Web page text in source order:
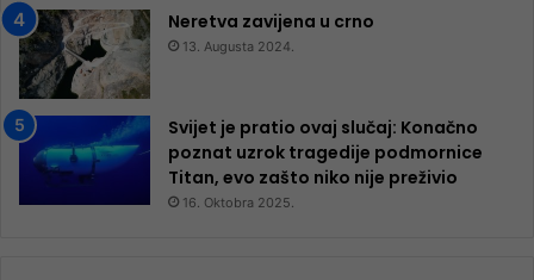
Neretva zavijena u crno
13. Augusta 2024.
Svijet je pratio ovaj slučaj: Konačno
poznat uzrok tragedije podmornice
Titan, evo zašto niko nije preživio
16. Oktobra 2025.